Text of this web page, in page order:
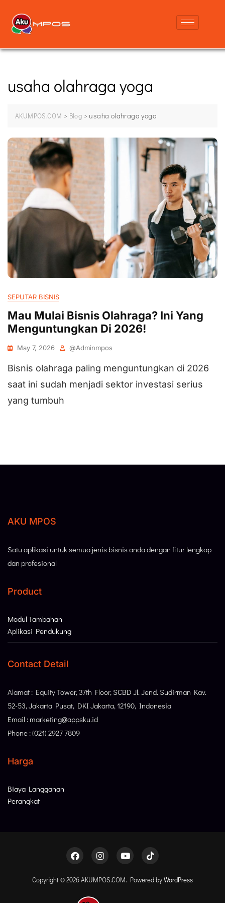
usaha olahraga yoga
AKUMPOS.COM > Blog > usaha olahraga yoga
SEPUTAR BISNIS
Mau Mulai Bisnis Olahraga? Ini Yang
Menguntungkan Di 2026!
May 7, 2026 @adminmpos
Bisnis olahraga paling menguntungkan di 2026
saat ini sudah menjadi sektor investasi serius
yang tumbuh
AKU MPOS
Satu aplikasi untuk semua jenis bisnis anda dengan fitur lengkap
dan profesional
Product
Modul Tambahan
Aplikasi Pendukung
Contact Detail
Alamat : Equity Tower, 37th Floor, SCBD Jl. Jend. Sudirman Kav.
52-53, Jakarta Pusat, DKI Jakarta, 12190, Indonesia
Email : marketing@appsku.id
Phone : (021) 2927 7809
Harga
Biaya Langganan
Perangkat
Copyright © 2026 AKUMPOS.COM. Powered byWordPress